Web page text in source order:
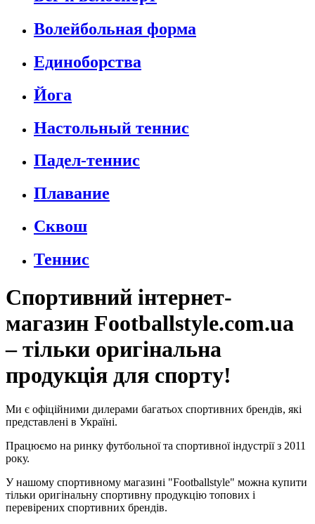
Волейбольная форма
Единоборства
Йога
Настольный теннис
Падел-теннис
Плавание
Сквош
Теннис
Спортивний інтернет-
магазин Footballstyle.com.ua
– тільки оригінальна
продукція для спорту!
Ми є офіційними дилерами багатьох спортивних брендів, які
представлені в Україні.
Працюємо на ринку футбольної та спортивної індустрії з 2011
року.
У нашому спортивному магазині "Footballstyle" можна купити
тільки оригінальну спортивну продукцію топових і
перевірених спортивних брендів.